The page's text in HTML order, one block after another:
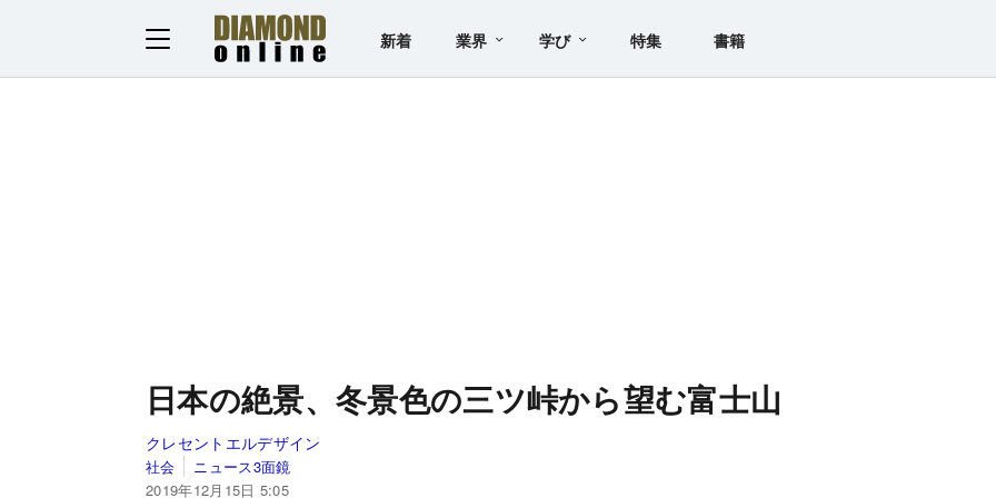
新着 業界 学び 特集 書籍
日本の絶景、冬景色の三ツ峠から望む富士山
クレセントエルデザイン
社会
ニュース3面鏡
2019年12月15日 5:05